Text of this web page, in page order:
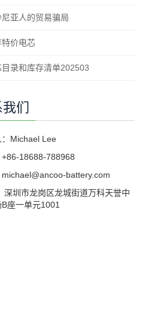
尼亚人的贸易骗局
特价电芯
目录和库存清单202503
们
：Michael Lee
+86-18688-788968
michael@ancoo-battery.com
深圳市龙岗区龙城街道万科天誉中
座一单元1001